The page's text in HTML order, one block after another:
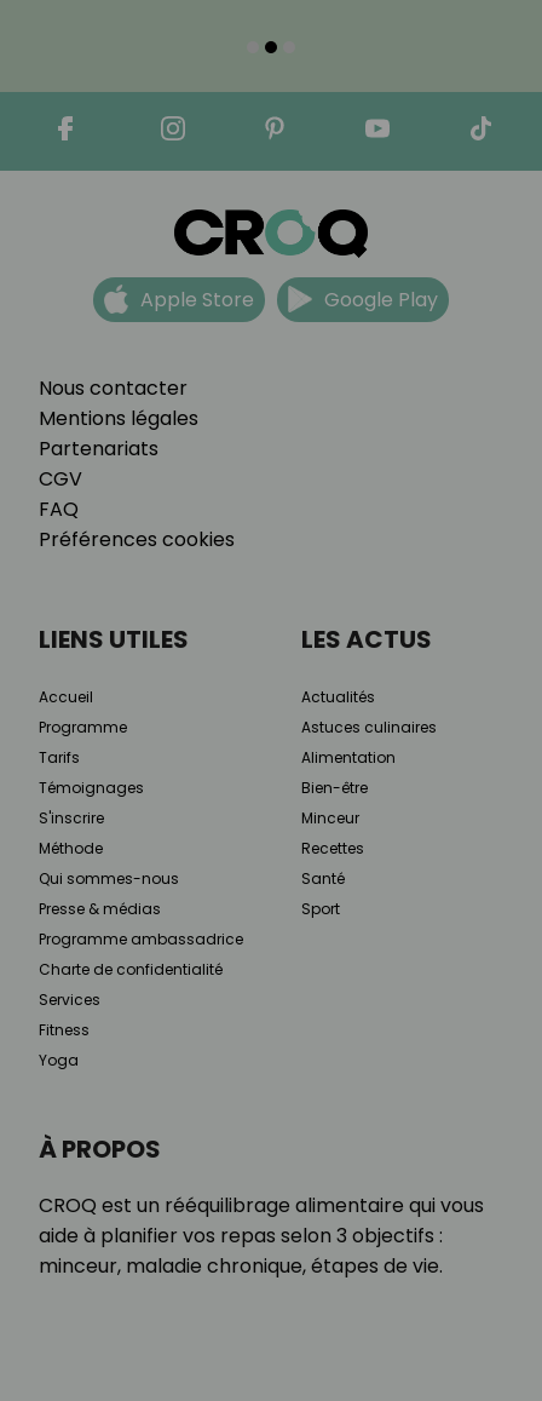
Nous contacter
Mentions légales
Partenariats
CGV
FAQ
Préférences cookies
Apple Store Google Play
À PROPOS
CROQ est un rééquilibrage alimentaire qui vous
aide à planifier vos repas selon 3 objectifs :
minceur, maladie chronique, étapes de vie.
LIENS UTILES
Accueil
Programme
Tarifs
Témoignages
S'inscrire
Méthode
Qui sommes-nous
Presse & médias
Programme ambassadrice
Charte de confidentialité
Services
Fitness
Yoga
LES ACTUS
Actualités
Astuces culinaires
Alimentation
Bien-être
Minceur
Recettes
Santé
Sport